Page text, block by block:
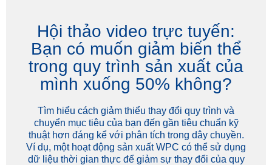
Hội thảo video trực tuyến:
Bạn có muốn giảm biến thể
trong quy trình sản xuất của
mình xuống 50% không?
Tìm hiểu cách giảm thiểu thay đổi quy trình và
chuyển mục tiêu của bạn đến gần tiêu chuẩn kỹ
thuật hơn đáng kể với phân tích trong dây chuyền.
Ví dụ, một hoạt động sản xuất WPC có thể sử dụng
dữ liệu thời gian thực để giảm sự thay đổi của quy